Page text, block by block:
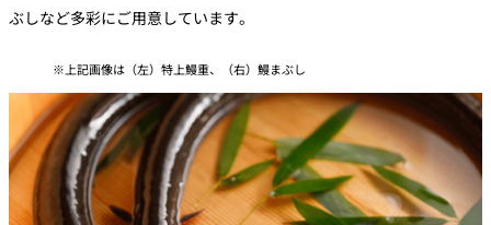
SATSUKI
ガーデンラウ
カフェ ラ ミル ミルクホール
TULLY'S
COFFEE
ダイニング
OUTRIGGER
バー
バー カプリ
タワー・カフ
ェ SKY BAR
KATO'S DINING
& BAR
ぶしなど多彩にご用意しています。
上記画像は（左）特上鰻重、（右）鰻まぶし